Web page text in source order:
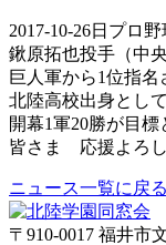
2017-10-26日プロ
鍬原拓也投手（中
巨人軍から1位指名
北陸高校出身とし
開幕1軍20勝が目標
皆さま 応援よろ
ニュース一覧に戻る
〒910-0017 福井市